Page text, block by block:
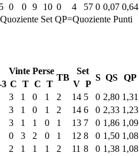
0 0 9 10 0 4 57 0 0,07 0,64
Set QP=Quoziente Punti
Vinte Perse
TB
Set
S QS QP
3 C T C T V P
3 1 0 1 2 14 5 0 2,80 1,31
3 1 0 1 2 14 6 0 2,33 1,23
3 1 1 0 1 13 7 0 1,86 1,09
0 3 2 0 1 12 8 0 1,50 1,08
2 1 1 1 2 11 8 0 1,38 1,08